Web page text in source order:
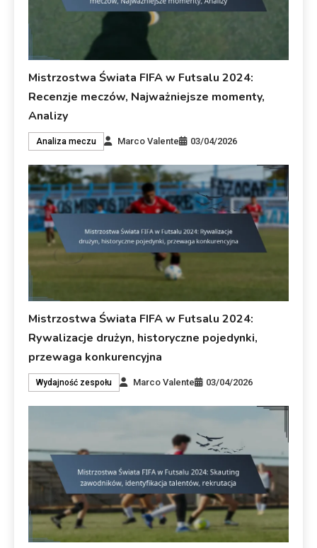
Mistrzostwa Świata FIFA w Futsalu 2024:
Recenzje meczów, Najważniejsze momenty,
Analizy
Analiza meczu Marco Valente 03/04/2026
Mistrzostwa Świata FIFA w Futsalu 2024:
Rywalizacje drużyn, historyczne pojedynki,
przewaga konkurencyjna
Wydajność zespołu Marco Valente 03/04/2026